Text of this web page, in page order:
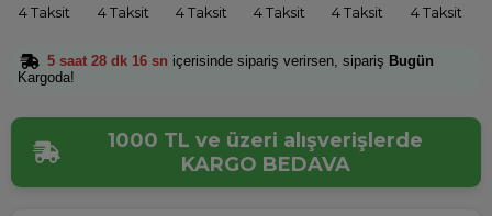
4 Taksit 4 Taksit 4 Taksit 4 Taksit 4 Taksit 4 Taksit
5 saat 28 dk 16 sn içerisinde sipariş verirsen, sipariş Bugün
Kargoda!
1000 TL ve üzeri alışverişlerde
KARGO BEDAVA